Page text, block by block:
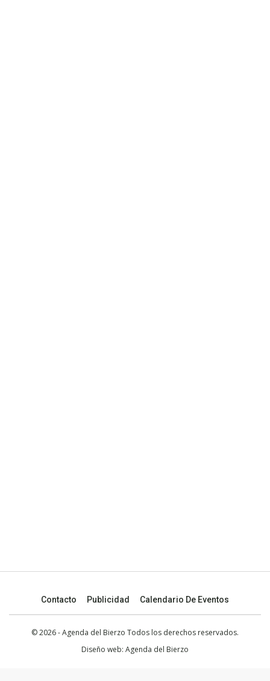
Contacto Publicidad Calendario De Eventos
© 2026 - Agenda del Bierzo Todos los derechos reservados.
Diseño web: Agenda del Bierzo